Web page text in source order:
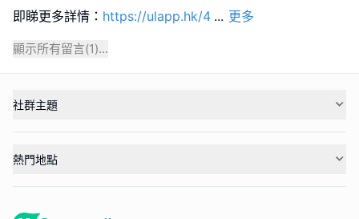
即睇更多詳情： https://ulapp.hk/4 ... 更多
顯示所有留言(1)...
社群主題
熱門地點